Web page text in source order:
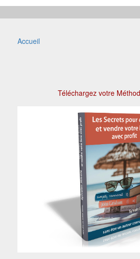
Accueil
Téléchargez votre